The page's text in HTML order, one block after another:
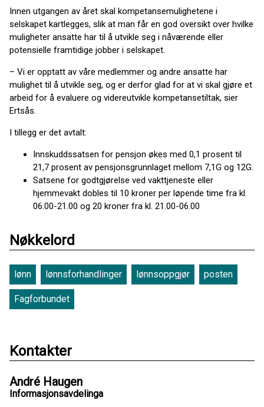
Innen utgangen av året skal kompetansemulighetene i
selskapet kartlegges, slik at man får en god oversikt over hvilke
muligheter ansatte har til å utvikle seg i nåværende eller
potensielle framtidige jobber i selskapet.
– Vi er opptatt av våre medlemmer og andre ansatte har
mulighet til å utvikle seg, og er derfor glad for at vi skal gjøre et
arbeid for å evaluere og videreutvikle kompetansetiltak, sier
Ertsås.
I tillegg er det avtalt:
Innskuddssatsen for pensjon økes med 0,1 prosent til
21,7 prosent av pensjonsgrunnlaget mellom 7,1G og 12G.
Satsene for godtgjørelse ved vakttjeneste eller
hjemmevakt dobles til 10 kroner per løpende time fra kl.
06.00-21.00 og 20 kroner fra kl. 21.00-06.00
Nøkkelord
lønn lønnsforhandlinger lønnsoppgjør posten
Fagforbundet
Kontakter
André Haugen
Informasjonsavdelinga